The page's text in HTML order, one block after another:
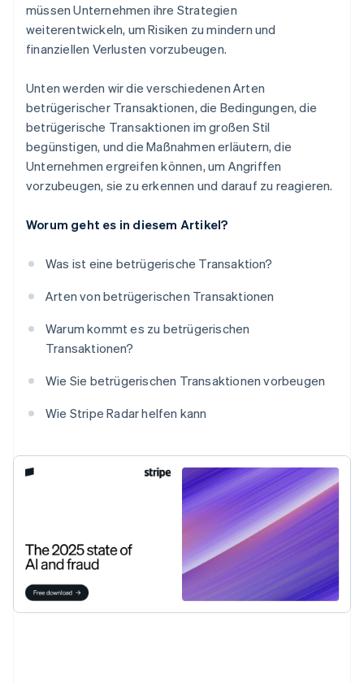
müssen Unternehmen ihre Strategien
weiterentwickeln, um Risiken zu mindern und
finanziellen Verlusten vorzubeugen.
Unten werden wir die verschiedenen Arten
betrügerischer Transaktionen, die Bedingungen, die
betrügerische Transaktionen im großen Stil
begünstigen, und die Maßnahmen erläutern, die
Unternehmen ergreifen können, um Angriffen
vorzubeugen, sie zu erkennen und darauf zu reagieren.
Worum geht es in diesem Artikel?
Was ist eine betrügerische Transaktion?
Arten von betrügerischen Transaktionen
Warum kommt es zu betrügerischen
Transaktionen?
Wie Sie betrügerischen Transaktionen vorbeugen
Wie Stripe Radar helfen kann